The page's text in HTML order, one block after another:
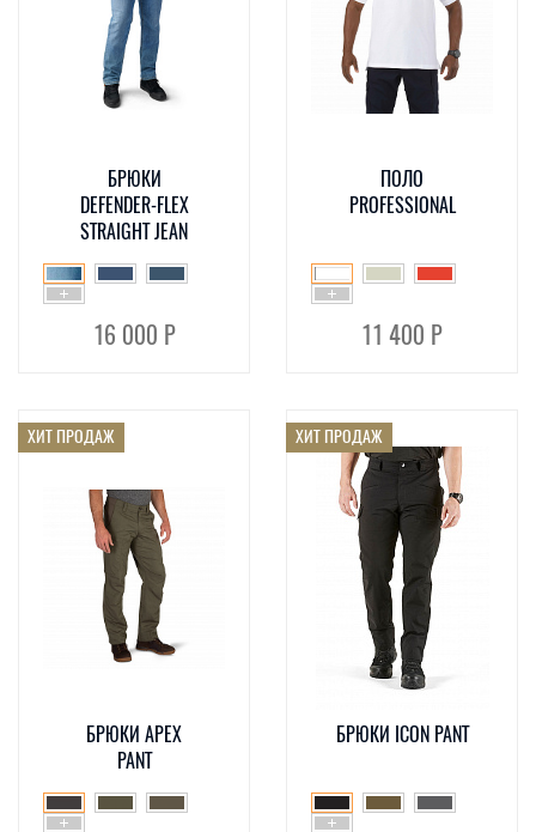
БРЮКИ
DEFENDER-FLEX
STRAIGHT JEAN
16 000 Р
ПОЛО
PROFESSIONAL
11 400 Р
БРЮКИ APEX
PANT
ХИТ ПРОДАЖ
БРЮКИ ICON PANT
ХИТ ПРОДАЖ